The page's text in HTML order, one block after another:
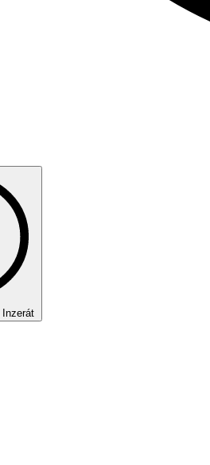
Inzerát